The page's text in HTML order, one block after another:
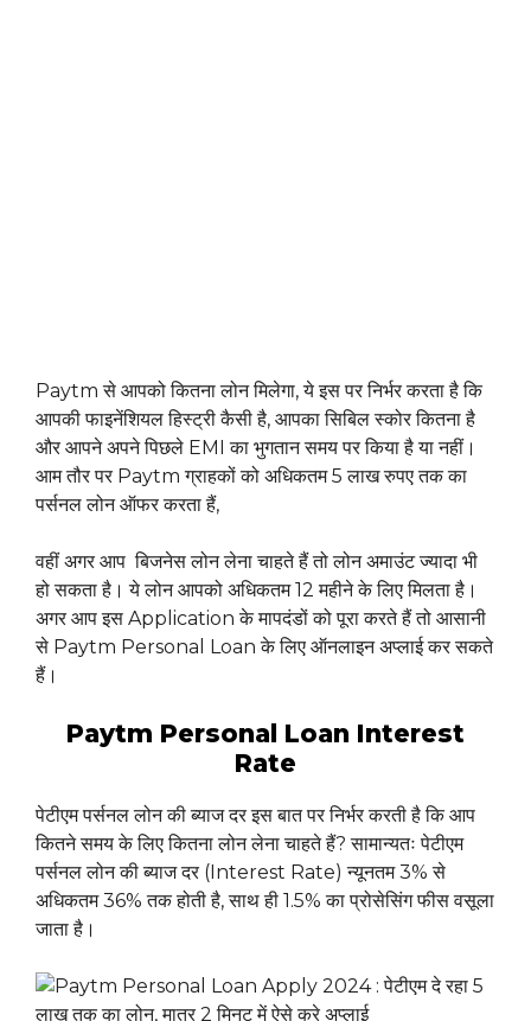
Paytm से आपको कितना लोन मिलेगा, ये इस पर निर्भर करता है कि
आपकी फाइनेंशियल हिस्ट्री कैसी है, आपका सिबिल स्कोर कितना है
और आपने अपने पिछले EMI का भुगतान समय पर किया है या नहीं।
आम तौर पर Paytm ग्राहकों को अधिकतम 5 लाख रुपए तक का
पर्सनल लोन ऑफर करता हैं,
वहीं अगर आप बिजनेस लोन लेना चाहते हैं तो लोन अमाउंट ज्यादा भी
हो सकता है। ये लोन आपको अधिकतम 12 महीने के लिए मिलता है।
अगर आप इस Application के मापदंडों को पूरा करते हैं तो आसानी
से Paytm Personal Loan के लिए ऑनलाइन अप्लाई कर सकते
हैं।
Paytm Personal Loan Interest
Rate
पेटीएम पर्सनल लोन की ब्याज दर इस बात पर निर्भर करती है कि आप
कितने समय के लिए कितना लोन लेना चाहते हैं? सामान्यतः पेटीएम
पर्सनल लोन की ब्याज दर (Interest Rate) न्यूनतम 3% से
अधिकतम 36% तक होती है, साथ ही 1.5% का प्रोसेसिंग फीस वसूला
जाता है।